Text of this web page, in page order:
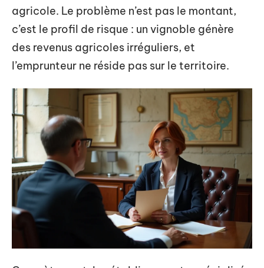
agricole. Le problème n’est pas le montant,
c’est le profil de risque : un vignoble génère
des revenus agricoles irréguliers, et
l’emprunteur ne réside pas sur le territoire.